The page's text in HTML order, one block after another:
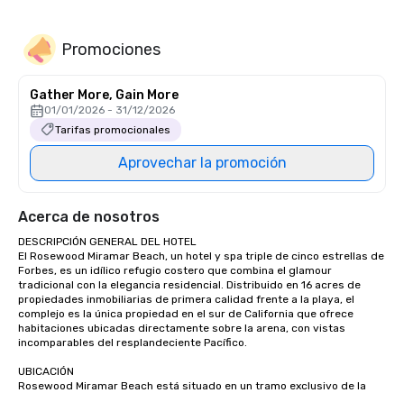
Promociones
Gather More, Gain More
01/01/2026 - 31/12/2026
Tarifas promocionales
Aprovechar la promoción
Acerca de nosotros
DESCRIPCIÓN GENERAL DEL HOTEL
El Rosewood Miramar Beach, un hotel y spa triple de cinco estrellas de
Forbes, es un idílico refugio costero que combina el glamour
tradicional con la elegancia residencial. Distribuido en 16 acres de
propiedades inmobiliarias de primera calidad frente a la playa, el
complejo es la única propiedad en el sur de California que ofrece
habitaciones ubicadas directamente sobre la arena, con vistas
incomparables del resplandeciente Pacífico.
UBICACIÓN
Rosewood Miramar Beach está situado en un tramo exclusivo de la